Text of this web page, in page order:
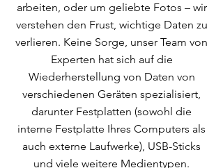
arbeiten, oder um geliebte Fotos – wir
verstehen den Frust, wichtige Daten zu
verlieren. Keine Sorge, unser Team von
Experten hat sich auf die
Wiederherstellung von Daten von
verschiedenen Geräten spezialisiert,
darunter Festplatten (sowohl die
interne Festplatte Ihres Computers als
auch externe Laufwerke), USB-Sticks
und viele weitere Medientypen.